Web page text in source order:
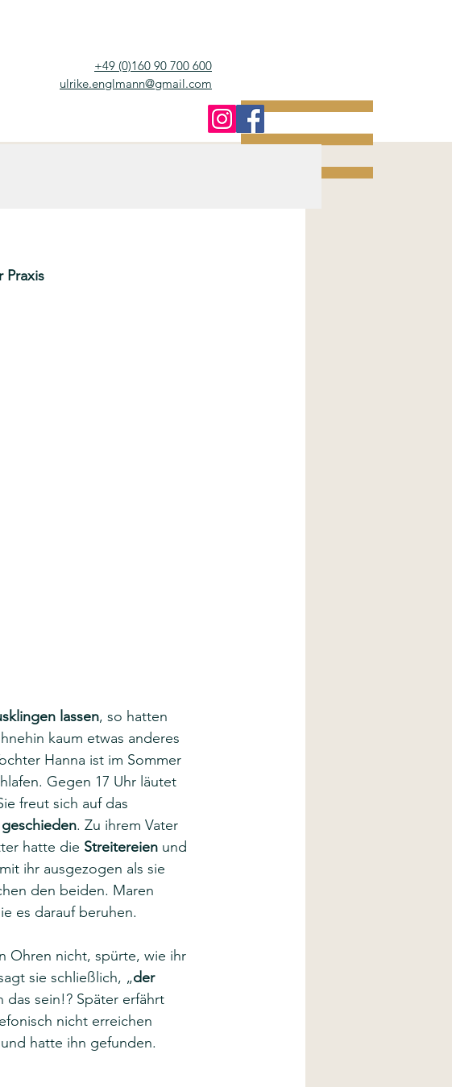
+49 (0)160 90 700 600
ulrike.englmann@gmail.com
Praxis
lassen, so hatten
kaum etwas anderes
Hanna ist im Sommer
Gegen 17 Uhr läutet
freut sich auf das
geschieden. Zu ihrem Vater
hatte die Streitereien und
ihr ausgezogen als sie
den beiden. Maren
es darauf beruhen.
Ohren nicht, spürte, wie ihr
sie schließlich, „der
das sein!? Später erfährt
nicht erreichen
hatte ihn gefunden.